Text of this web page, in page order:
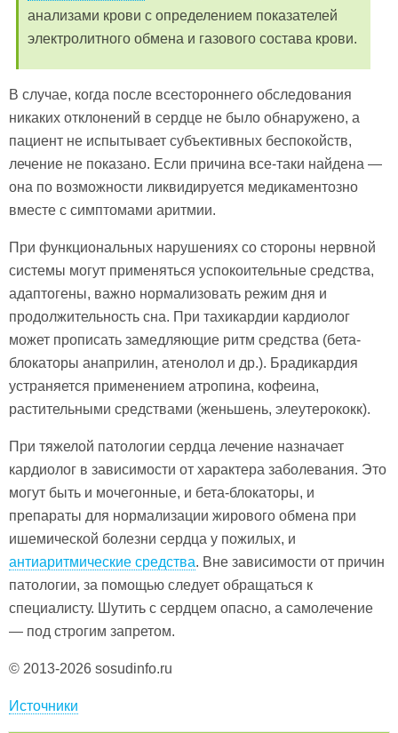
анализами крови с определением показателей
электролитного обмена и газового состава крови.
В случае, когда после всестороннего обследования
никаких отклонений в сердце не было обнаружено, а
пациент не испытывает субъективных беспокойств,
лечение не показано. Если причина все-таки найдена —
она по возможности ликвидируется медикаментозно
вместе с симптомами аритмии.
При функциональных нарушениях со стороны нервной
системы могут применяться успокоительные средства,
адаптогены, важно нормализовать режим дня и
продолжительность сна. При тахикардии кардиолог
может прописать замедляющие ритм средства (бета-
блокаторы анаприлин, атенолол и др.). Брадикардия
устраняется применением атропина, кофеина,
растительными средствами (женьшень, элеутерококк).
При тяжелой патологии сердца лечение назначает
кардиолог в зависимости от характера заболевания. Это
могут быть и мочегонные, и бета-блокаторы, и
препараты для нормализации жирового обмена при
ишемической болезни сердца у пожилых, и
антиаритмические средства. Вне зависимости от причин
патологии, за помощью следует обращаться к
специалисту. Шутить с сердцем опасно, а самолечение
— под строгим запретом.
© 2013-2026 sosudinfo.ru
Источники